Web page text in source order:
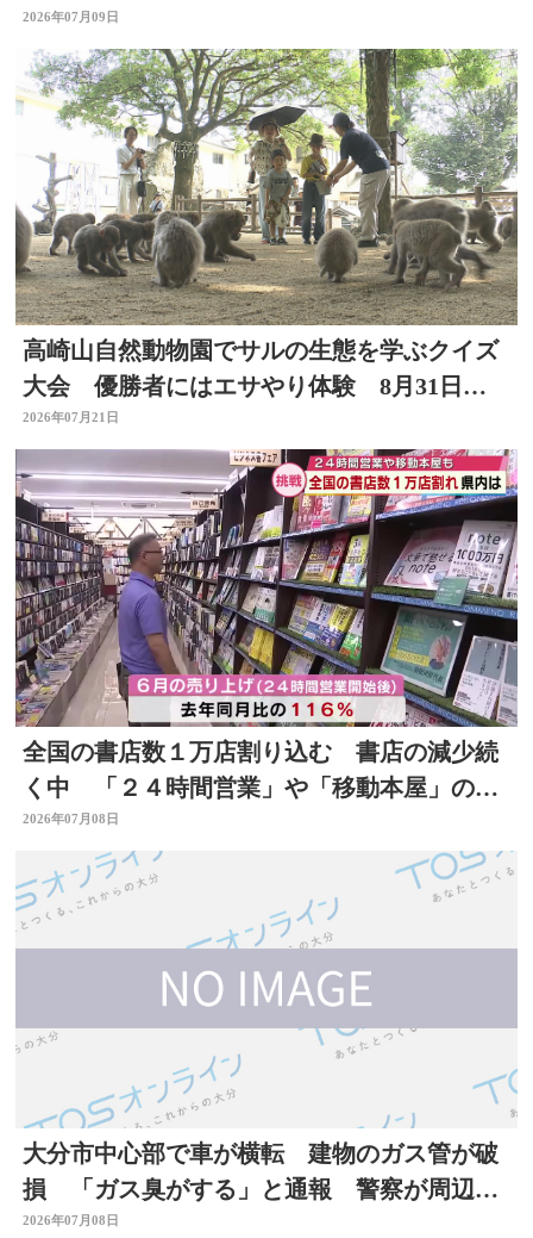
表敬
2026年07月09日
高崎山自然動物園でサルの生態を学ぶクイズ
大会 優勝者にはエサやり体験 8月31日ま
で
2026年07月21日
全国の書店数１万店割り込む 書店の減少続
く中 「２４時間営業」や「移動本屋」の取
り組みも 大分
2026年07月08日
大分市中心部で車が横転 建物のガス管が破
損 「ガス臭がする」と通報 警察が周辺で
一時交通規制
2026年07月08日